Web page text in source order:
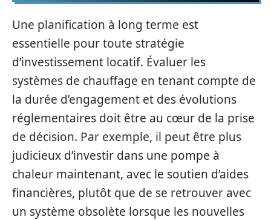
Une planification à long terme est
essentielle pour toute stratégie
d’investissement locatif. Évaluer les
systèmes de chauffage en tenant compte de
la durée d’engagement et des évolutions
réglementaires doit être au cœur de la prise
de décision. Par exemple, il peut être plus
judicieux d’investir dans une pompe à
chaleur maintenant, avec le soutien d’aides
financières, plutôt que de se retrouver avec
un système obsolète lorsque les nouvelles